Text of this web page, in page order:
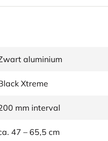
aluminium
Xtreme
mm interval
47 – 65,5 cm